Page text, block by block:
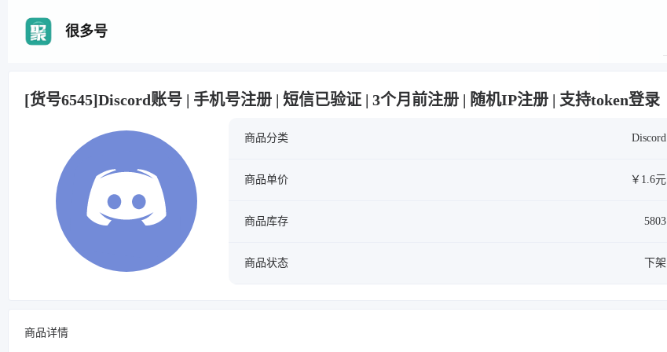
很多号
[货号6545]Discord账号 | 手机号注册 | 短信已验证 | 3个月前注册 | 随机IP注册 | 支持token登录
商品分类 Discord
商品单价 ￥1.6元
商品库存 5803
商品状态 下架
商品详情